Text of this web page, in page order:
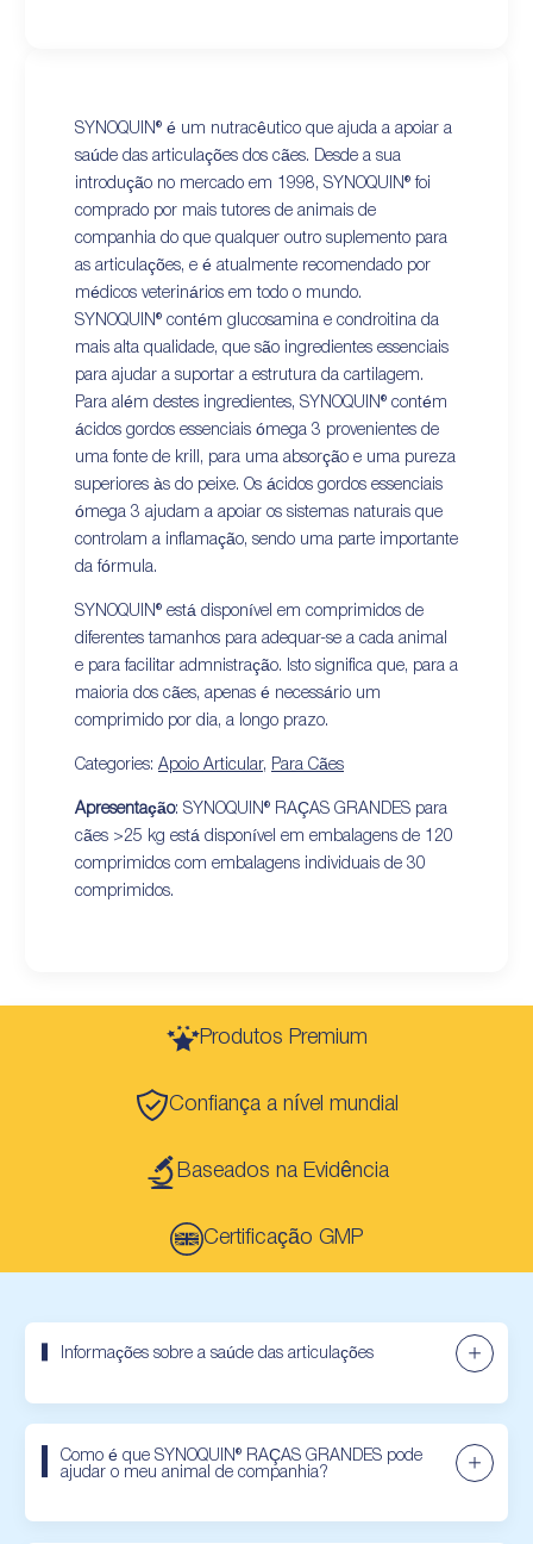
SYNOQUIN® é um nutracêutico que ajuda a apoiar a
saúde das articulações dos cães. Desde a sua
introdução no mercado em 1998, SYNOQUIN® foi
comprado por mais tutores de animais de
companhia do que qualquer outro suplemento para
as articulações, e é atualmente recomendado por
médicos veterinários em todo o mundo.
SYNOQUIN® contém glucosamina e condroitina da
mais alta qualidade, que são ingredientes essenciais
para ajudar a suportar a estrutura da cartilagem.
Para além destes ingredientes, SYNOQUIN® contém
ácidos gordos essenciais ómega 3 provenientes de
uma fonte de krill, para uma absorção e uma pureza
superiores às do peixe. Os ácidos gordos essenciais
ómega 3 ajudam a apoiar os sistemas naturais que
controlam a inflamação, sendo uma parte importante
da fórmula.
SYNOQUIN® está disponível em comprimidos de
diferentes tamanhos para adequar-se a cada animal
e para facilitar admnistração. Isto significa que, para a
maioria dos cães, apenas é necessário um
comprimido por dia, a longo prazo.
Categories: Apoio Articular, Para Cães
Apresentação: SYNOQUIN® RAÇAS GRANDES para
cães >25 kg está disponível em embalagens de 120
comprimidos com embalagens individuais de 30
comprimidos.
Produtos Premium
Confiança a nível mundial
Baseados na Evidência
Certificação GMP
Informações sobre a saúde das articulações
Como é que SYNOQUIN® RAÇAS GRANDES pode
ajudar o meu animal de companhia?